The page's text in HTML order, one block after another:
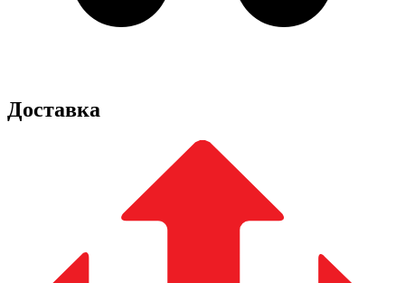
Доставка